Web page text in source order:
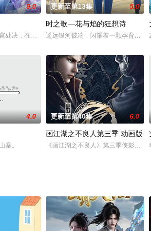
9.0
处决，在苏白衣一行人援救过程中，上林天宫解体
更新至第13集 5.0
时之歌—花与焰的狂想诗
遥远银河彼端，闪耀着一颗孕育魔法
4.0
寨。
更新至第40集 6.0
画江湖之不良人第三季 动画版
《画江湖之不良人》第三季侠影归